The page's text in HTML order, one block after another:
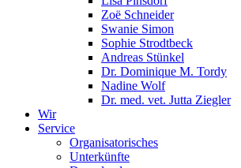
Zoë Schneider
Swanie Simon
Sophie Strodtbeck
Andreas Stünkel
Dr. Dominique M. Tordy
Nadine Wolf
Dr. med. vet. Jutta Ziegler
Wir
Service
Organisatorisches
Unterkünfte